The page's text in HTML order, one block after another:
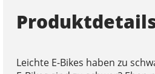
Leichte E-Bikes haben zu